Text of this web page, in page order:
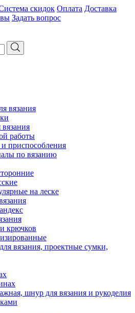
скидок Оплата Доставка
Задать вопрос
вязания
вязания
работы
приспособления
по вязанию
на леске
крючков
вязания, проектные сумки,
шнур для вязания и рукоделия